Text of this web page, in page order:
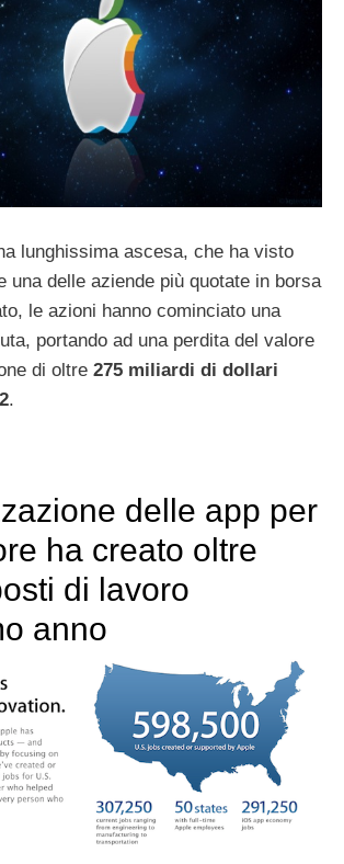
lunghissima ascesa, che ha visto
una delle aziende più quotate in borsa
le azioni hanno cominciato una
portando ad una perdita del valore
di oltre 275 miliardi di dollari
.
delle app per
ha creato oltre
di lavoro
anno